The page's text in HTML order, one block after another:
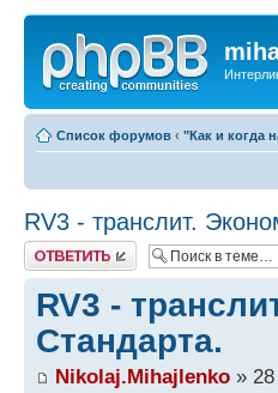
Список форумов ‹ "Как и когда
RV3 - транслит.
Ответить
RV3 -
Стандарта.
Nikolaj.Mihajlenko »